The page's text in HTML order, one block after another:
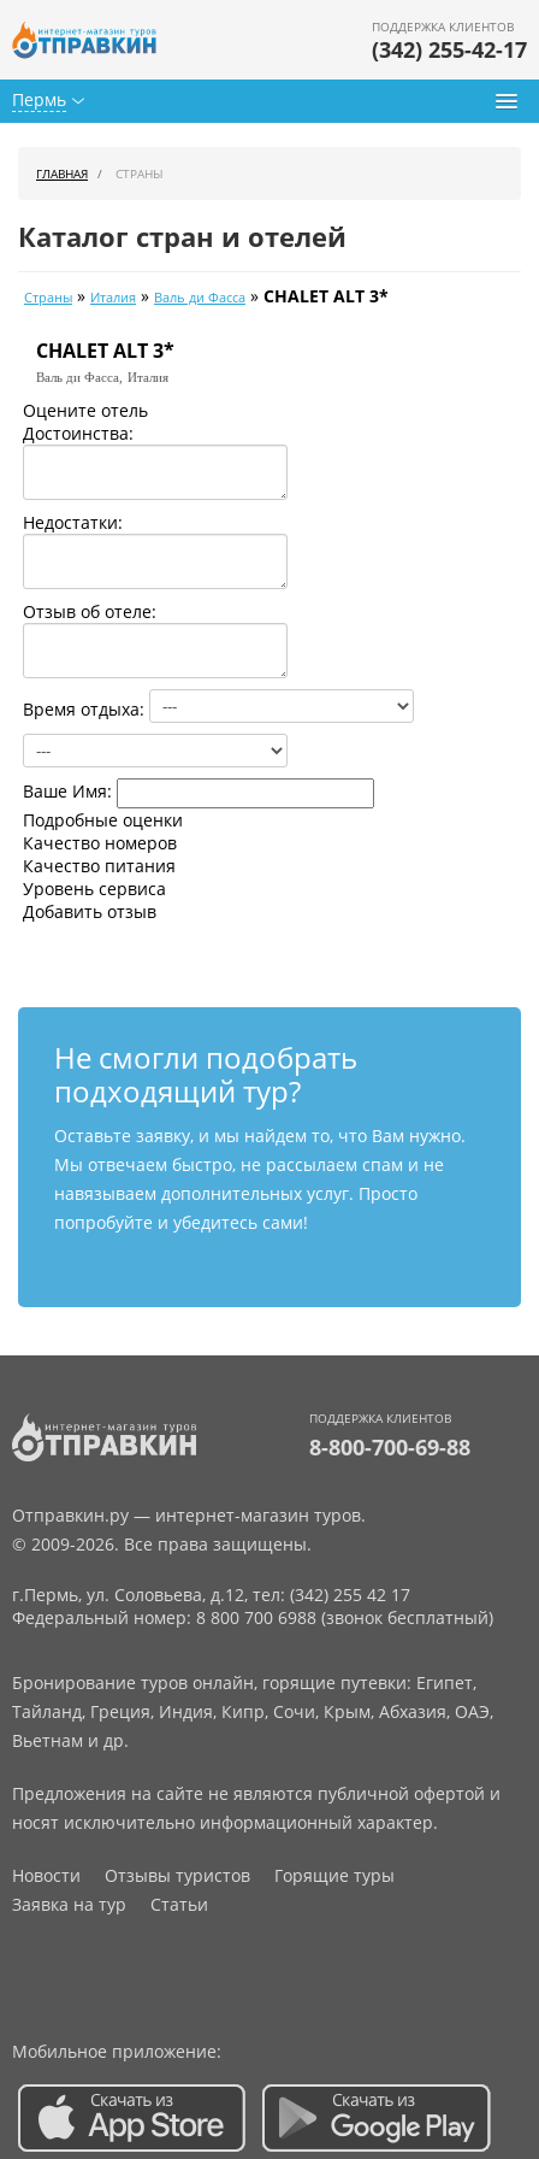
Пермь
ПОДДЕРЖКА КЛИЕНТОВ
(342) 255-42-17
Календарь туров
Цены дня
Страны
ГЛАВНАЯ СТРАНЫ
Каталог стран и отелей
Страны » Италия » Валь ди Фасса » CHALET ALT 3*
CHALET ALT 3*
Валь ди Фасса, Италия
Оцените отель
Достоинства:
Недостатки:
Отзыв об отеле:
Время отдыха:
Ваше Имя:
Подробные оценки
Качество номеров
Качество питания
Уровень сервиса
Добавить отзыв
Не смогли подобрать
подходящий тур?
Оставьте заявку, и мы найдем то, что Вам нужно.
Мы отвечаем быстро, не рассылаем спам и не
навязываем дополнительных услуг. Просто
попробуйте и убедитесь сами!
ПОДДЕРЖКА КЛИЕНТОВ
8-800-700-69-88
Отправкин.ру — интернет-магазин туров.
© 2009-2026. Все права защищены.
г.Пермь, ул. Соловьева, д.12, тел: (342) 255 42 17
Федеральный номер: 8 800 700 6988 (звонок бесплатный)
Бронирование туров онлайн, горящие путевки: Египет,
Тайланд, Греция, Индия, Кипр, Сочи, Крым, Абхазия, ОАЭ,
Вьетнам и др.
Предложения на сайте не являются публичной офертой и
носят исключительно информационный характер.
Новости Отзывы туристов
Горящие туры
Заявка на тур
Статьи
Мобильное приложение: